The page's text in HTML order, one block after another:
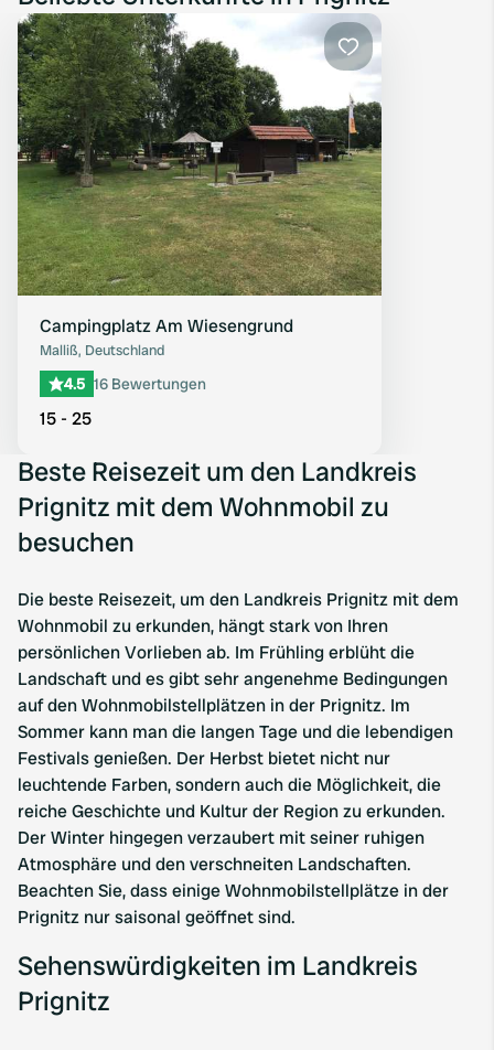
Favorit
Campingplatz Am Wiesengrund
Malliß, Deutschland
4.5 16 Bewertungen
15 - 25
Beste Reisezeit um den Landkreis
Prignitz mit dem Wohnmobil zu
besuchen
Die beste Reisezeit, um den Landkreis Prignitz mit dem
Wohnmobil zu erkunden, hängt stark von Ihren
persönlichen Vorlieben ab. Im Frühling erblüht die
Landschaft und es gibt sehr angenehme Bedingungen
auf den Wohnmobilstellplätzen in der Prignitz. Im
Sommer kann man die langen Tage und die lebendigen
Festivals genießen. Der Herbst bietet nicht nur
leuchtende Farben, sondern auch die Möglichkeit, die
reiche Geschichte und Kultur der Region zu erkunden.
Der Winter hingegen verzaubert mit seiner ruhigen
Atmosphäre und den verschneiten Landschaften.
Beachten Sie, dass einige Wohnmobilstellplätze in der
Prignitz nur saisonal geöffnet sind.
Sehenswürdigkeiten im Landkreis
Prignitz